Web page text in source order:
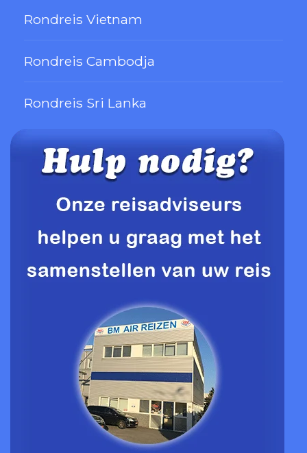
Rondreis Vietnam
Rondreis Cambodja
Rondreis Sri Lanka